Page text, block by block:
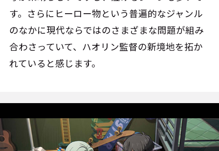
す。さらにヒーロー物という普遍的なジャンル
のなかに現代ならではのさまざまな問題が組み
合わさっていて、ハオリン監督の新境地を拓か
れていると感じます。